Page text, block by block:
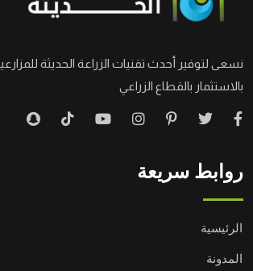
نسعى لتوفير أحدث تقنيات الزراعة الحديثة
بالاستثمار بالقطاع الزراعي
روابط سريعة
الرئيسية
المدونة